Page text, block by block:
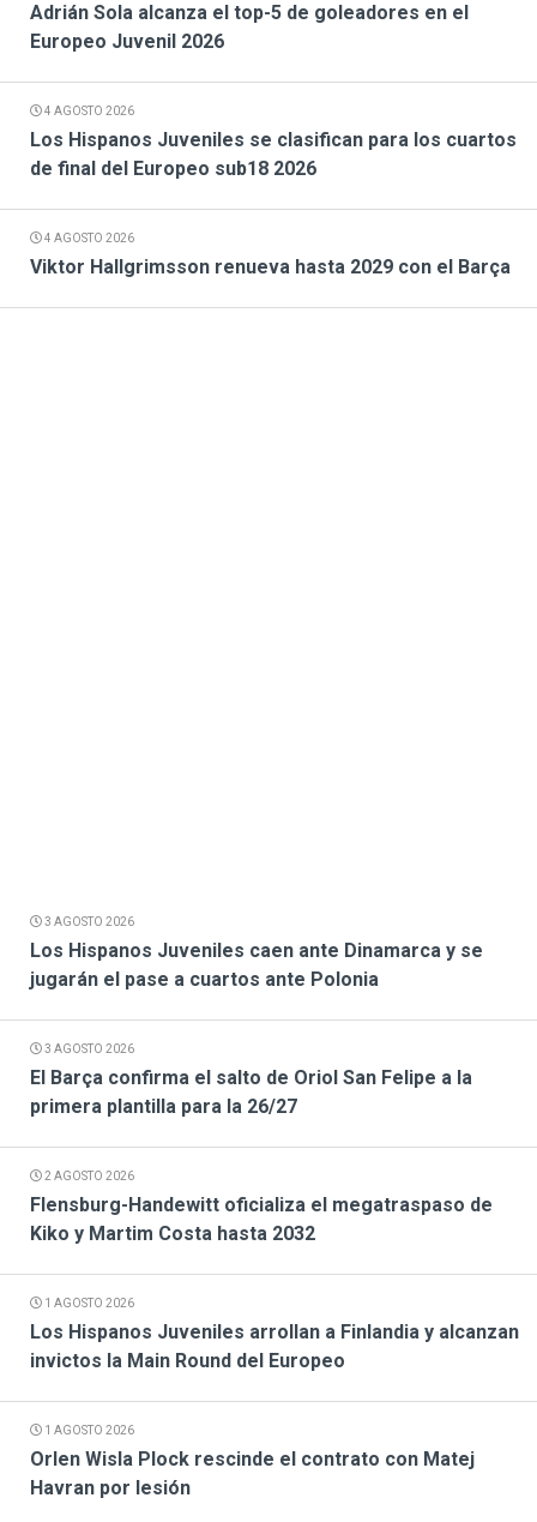
Adrián Sola alcanza el top-5 de goleadores en el
Europeo Juvenil 2026
4 AGOSTO 2026
Los Hispanos Juveniles se clasifican para los cuartos
de final del Europeo sub18 2026
4 AGOSTO 2026
Viktor Hallgrimsson renueva hasta 2029 con el Barça
3 AGOSTO 2026
Los Hispanos Juveniles caen ante Dinamarca y se
jugarán el pase a cuartos ante Polonia
3 AGOSTO 2026
El Barça confirma el salto de Oriol San Felipe a la
primera plantilla para la 26/27
2 AGOSTO 2026
Flensburg-Handewitt oficializa el megatraspaso de
Kiko y Martim Costa hasta 2032
1 AGOSTO 2026
Los Hispanos Juveniles arrollan a Finlandia y alcanzan
invictos la Main Round del Europeo
1 AGOSTO 2026
Orlen Wisla Plock rescinde el contrato con Matej
Havran por lesión